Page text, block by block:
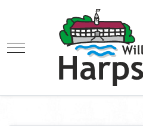
Mobile Menu Toggle